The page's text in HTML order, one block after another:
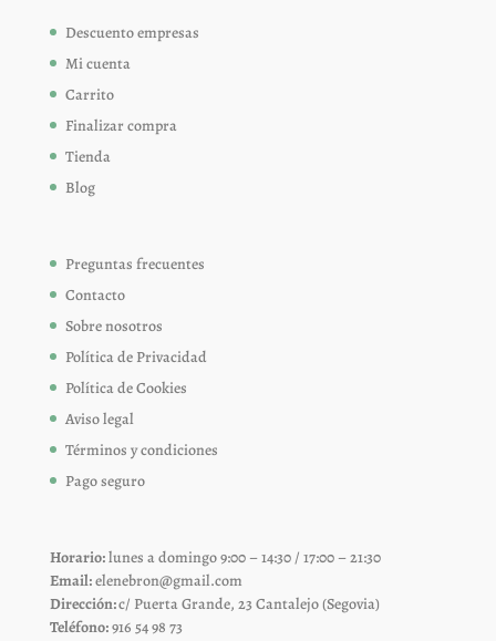
Descuento empresas
Mi cuenta
Carrito
Finalizar compra
Tienda
Blog
Preguntas frecuentes
Contacto
Sobre nosotros
Política de Privacidad
Política de Cookies
Aviso legal
Términos y condiciones
Pago seguro
Horario:lunes a domingo 9:00 – 14:30 / 17:00 – 21:30
Email:elenebron@gmail.com
Dirección:c/ Puerta Grande, 23 Cantalejo (Segovia)
Teléfono:916 54 98 73